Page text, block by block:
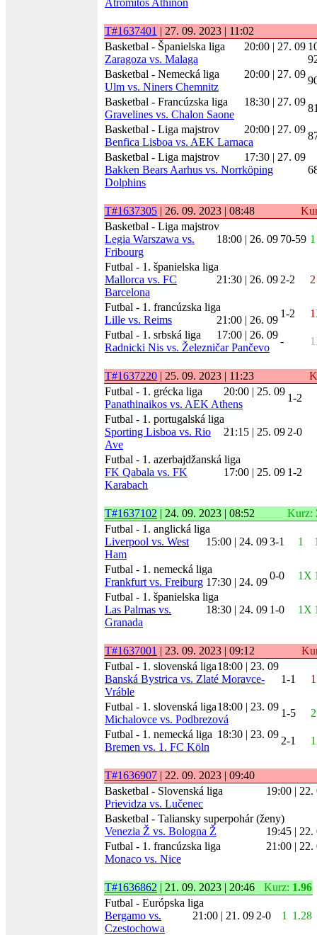
Atromitos Athinon
T#1637401 | 27. 09. 2023 | 11:02
Basketbal - Španielska liga
20:00 | 27. 09
Zaragoza vs. Malaga
Basketbal - Nemecká liga
20:00 | 27. 09
Ulm vs. Niners Chemnitz
Basketbal - Francúzska liga
18:30 | 27. 09
Gravelines vs. Chalon Saone
Basketbal - Liga majstrov
20:00 | 27. 09
Benfica Lisboa vs. AEK Larnaca
Basketbal - Liga majstrov
17:30 | 27. 09
Bakken Bears Aarhus vs. Norrköping
Dolphins
T#1637305 | 26. 09. 2023 | 08:48
Basketbal - Liga majstrov
18:00 | 26. 09
Legia Warszawa vs.
Fribourg
70-59 1
Futbal - 1. španielska liga
21:30 | 26. 09
Mallorca vs. FC
Barcelona
2-2 2
Futbal - 1. francúzska liga
21:00 | 26. 09
Lille vs. Reims
1-2
Futbal - 1. srbská liga
17:00 | 26. 09
Radnicki Nis vs. Železničar Pančevo
-
T#1637220 | 25. 09. 2023 | 11:23
Futbal - 1. grécka liga
20:00 | 25. 09
Panathinaikos vs. AEK Athens
1-2
Futbal - 1. portugalská liga
21:15 | 25. 09
Sporting Lisboa vs. Rio
Ave
2-0
Futbal - 1. azerbajdžanská liga
17:00 | 25. 09
FK Qabala vs. FK
Karabach
1-2
T#1637102 | 24. 09. 2023 | 08:52 Kurz:
Futbal - 1. anglická liga
15:00 | 24. 09
Liverpool vs. West
Ham
3-1 1
Futbal - 1. nemecká liga
17:30 | 24. 09
Frankfurt vs. Freiburg
0-0 1X
Futbal - 1. španielska liga
18:30 | 24. 09
Las Palmas vs.
Granada
1-0 1X
T#1637001 | 23. 09. 2023 | 09:12
Futbal - 1. slovenská liga18:00 | 23. 09
Banská Bystrica vs. Zlaté Moravce-
Vráble
1-1 1
Futbal - 1. slovenská liga18:00 | 23. 09
Michalovce vs. Podbrezová
1-5
2
Futbal - 1. nemecká liga 18:30 | 23. 09
Bremen vs. 1. FC Köln
2-1
T#1636907 | 22. 09. 2023 | 09:40
Basketbal - Slovenská liga
19:00 | 22.
Prievidza vs. Lučenec
Basketbal - Taliansky superpohár (ženy)
19:45 | 22.
Venezia Ž vs. Bologna Ž
Futbal - 1. francúzska liga
21:00 | 22.
Monaco vs. Nice
T#1636862 | 21. 09. 2023 | 20:46 Kurz: 1.96
Futbal - Európska liga
21:00 | 21. 09
Bergamo vs.
Czestochowa
2-0 1 1.28